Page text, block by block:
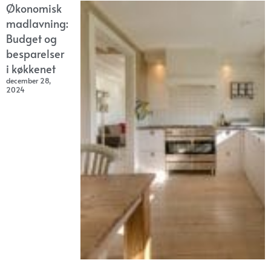
Økonomisk
madlavning:
Budget og
besparelser
i køkkenet
december 28,
2024